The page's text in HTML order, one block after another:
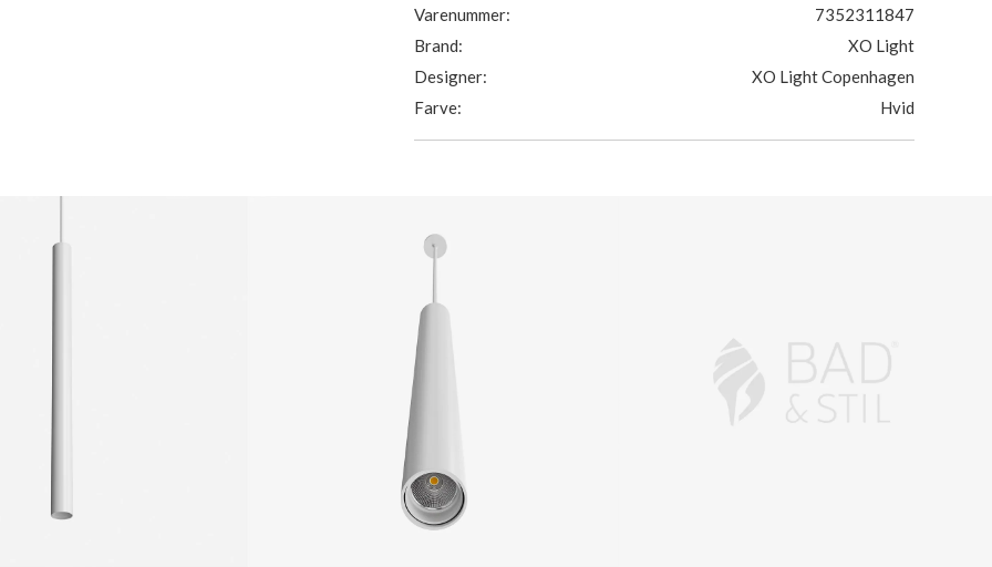
er forsynet med ledning på 1000 mm. som kan
Varenummer:
7352311847
Brand:
XO Light
Designer:
XO Light Copenhagen
Farve:
Hvid